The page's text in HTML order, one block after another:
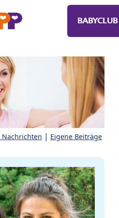
BABYCLUB
Nachrichten | Eigene Beiträge